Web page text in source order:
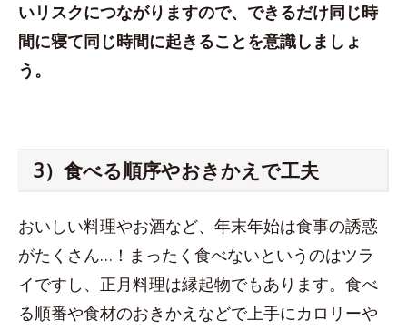
いリスクにつながりますので、できるだけ同じ時
間に寝て同じ時間に起きることを意識しましょ
う。
3）食べる順序やおきかえで工夫
おいしい料理やお酒など、年末年始は食事の誘惑
がたくさん…！まったく食べないというのはツラ
イですし、正月料理は縁起物でもあります。食べ
る順番や食材のおきかえなどで上手にカロリーや